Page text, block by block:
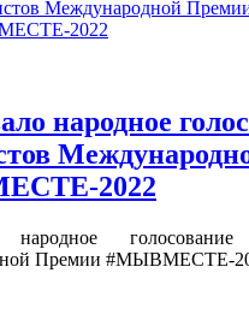
народное
2022
народное
Премии #МЫВМЕСТЕ-